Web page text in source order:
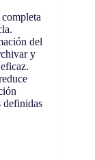
del
y
definidas